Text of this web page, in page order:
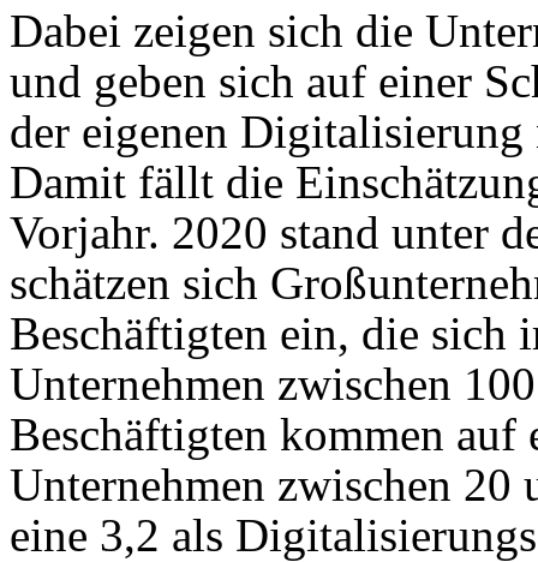
Dabei zeigen sich die
und geben sich auf einer
der eigenen
Damit fällt die
Vorjahr. 2020 stand unter
schätzen sich
Beschäftigten ein, die sich
Unternehmen zwischen
Beschäftigten kommen
Unternehmen zwischen 20
eine 3,2 als